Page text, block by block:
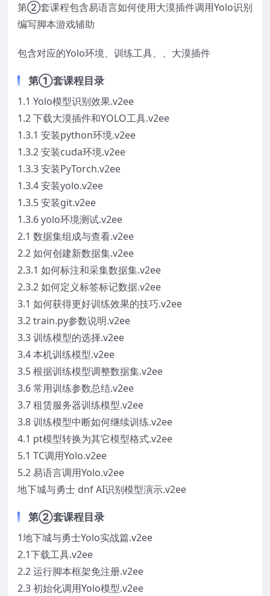
第②套课程包含易语言如何使用大漠插件调用Yolo识别
编写脚本游戏辅助
包含对应的Yolo环境、训练工具、、大漠插件
第①套课程目录
1.1 Yolo模型识别效果.v2ee
1.2 下载大漠插件和YOLO工具.v2ee
1.3.1 安装python环境.v2ee
1.3.2 安装cuda环境.v2ee
1.3.3 安装PyTorch.v2ee
1.3.4 安装yolo.v2ee
1.3.5 安装git.v2ee
1.3.6 yolo环境测试.v2ee
2.1 数据集组成与查看.v2ee
2.2 如何创建新数据集.v2ee
2.3.1 如何标注和采集数据集.v2ee
2.3.2 如何定义标签标记数据.v2ee
3.1 如何获得更好训练效果的技巧.v2ee
3.2 train.py参数说明.v2ee
3.3 训练模型的选择.v2ee
3.4 本机训练模型.v2ee
3.5 根据训练模型调整数据集.v2ee
3.6 常用训练参数总结.v2ee
3.7 租赁服务器训练模型.v2ee
3.8 训练模型中断如何继续训练.v2ee
4.1 pt模型转换为其它模型格式.v2ee
5.1 TC调用Yolo.v2ee
5.2 易语言调用Yolo.v2ee
地下城与勇士 dnf AI识别模型演示.v2ee
第②套课程目录
1地下城与勇士Yolo实战篇.v2ee
2.1下载工具.v2ee
2.2 运行脚本框架免注册.v2ee
2.3 初始化调用Yolo模型.v2ee